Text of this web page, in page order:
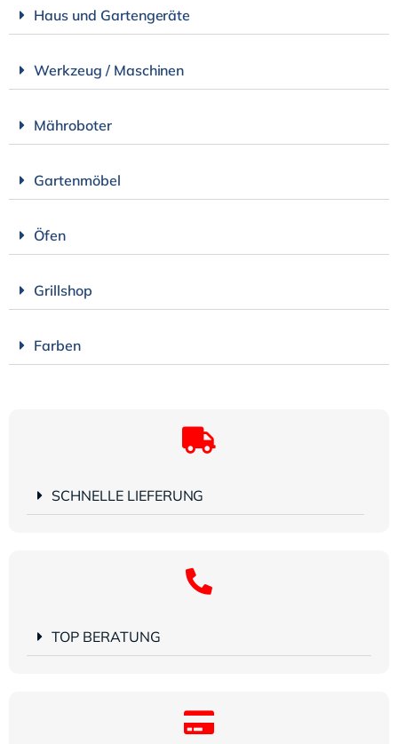
Haus und Gartengeräte
Werkzeug / Maschinen
Mähroboter
Gartenmöbel
Öfen
Grillshop
Farben
SCHNELLE LIEFERUNG
TOP BERATUNG